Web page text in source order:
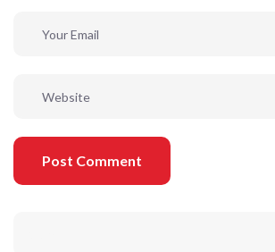
Post Comment